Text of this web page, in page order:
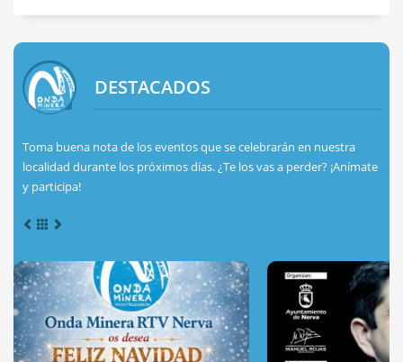
DESTACADOS
Toma buena nota de los eventos que se celebrarán en nuestra
localidad durante los próximos días. ¿Te los vas a perder? ¡Anímate
y participa!